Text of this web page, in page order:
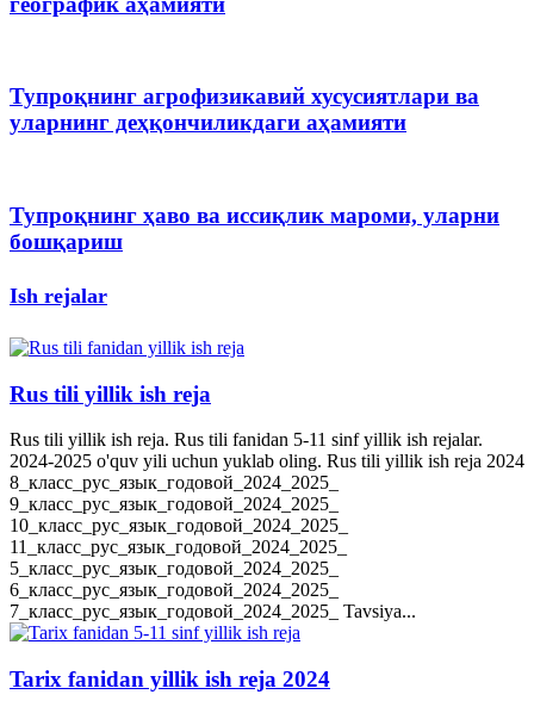
Тупроқнинг агрофизикавий хусусиятлари ва
уларнинг деҳқончиликдаги аҳамияти
Тупроқнинг ҳаво ва иссиқлик мароми, уларни
бошқариш
Ish rejalar
Rus tili yillik ish reja
Rus tili yillik ish reja. Rus tili fanidan 5-11 sinf yillik ish rejalar.
2024-2025 o'quv yili uchun yuklab oling. Rus tili yillik ish reja 2024
8_класс_рус_язык_годовой_2024_2025_
9_класс_рус_язык_годовой_2024_2025_
10_класс_рус_язык_годовой_2024_2025_
11_класс_рус_язык_годовой_2024_2025_
5_класс_рус_язык_годовой_2024_2025_
6_класс_рус_язык_годовой_2024_2025_
7_класс_рус_язык_годовой_2024_2025_ Tavsiya...
Tarix fanidan yillik ish reja 2024